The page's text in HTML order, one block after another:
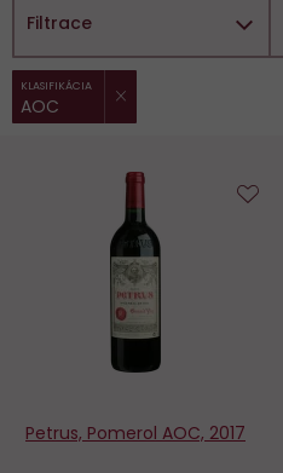
Filtrace
Vybrané
filtry:
KLASIFIKÁCIA
AOC
Petrus, Pomerol AOC, 2017